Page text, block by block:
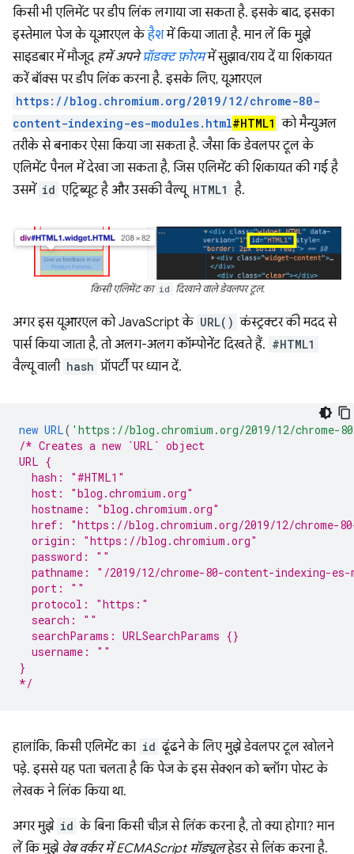
किसी भी एलिमेंट पर डीप लिंक लगाया जा सकता है. इसके बाद, इसका
इस्तेमाल पेज के यूआरएल केहैशमें किया जाता है. मान लें कि मुझे
साइडबार में मौजूद हमें अपनेप्रॉडक्ट फ़ोरममें सुझाव/राय दें या शिकायत
करें बॉक्स पर डीप लिंक करना है. इसके लिए, यूआरएल
https://blog.chromium.org/2019/12/chrome-80-
content-indexing-es-modules.html#HTML1 को मैन्युअल
तरीके से बनाकर ऐसा किया जा सकता है. जैसा कि डेवलपर टूल के
एलिमेंट पैनल में देखा जा सकता है, जिस एलिमेंट की शिकायत की गई है
उसमें id एट्रिब्यूट है और उसकी वैल्यू HTML1 है.
किसी एलिमेंट का id दिखाने वाले डेवलपर टूल.
अगर इस यूआरएल को JavaScript के URL() कंस्ट्रक्टर की मदद से
पार्स किया जाता है, तो अलग-अलग कॉम्पोनेंट दिखते हैं. #HTML1
वैल्यू वाली hash प्रॉपर्टी पर ध्यान दें.
new URL( 'https://blog.chromium.org/2019/12/chrome-
/* Creates a new `URL` object
URL {
  hash: "#HTML1"
  host: "blog.chromium.org"
  hostname: "blog.chromium.org"
href: "https://blog.chromium.org/2019/12/chrome-
  origin: "https://blog.chromium.org"
  password: ""
pathname: "/2019/12/chrome-80-content-indexing-
  port: ""
  protocol: "https:"
  search: ""
  searchParams: URLSearchParams {}
  username: ""
}
*/
हालांकि, किसी एलिमेंट का id ढूंढने के लिए मुझे डेवलपर टूल खोलने
पड़े. इससे यह पता चलता है कि पेज के इस सेक्शन को ब्लॉग पोस्ट के
लेखक ने लिंक किया था.
अगर मुझे id के बिना किसी चीज़ से लिंक करना है, तो क्या होगा? मान
लें कि मुझे वेब वर्कर में ECMAScript मॉड्यूलहेडर से लिंक करना है.